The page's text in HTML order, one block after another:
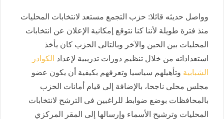
وواصل حديثه قائلا: حزب التجمع مستعد لانتخابات المحليات
منذ فترة طويلة لأننا كنا نتوقع إمكانية الإعلان عن انتخابات
المحليات بين الحين والآخر وبالتالى الحزب كان يأخذ
استعداداته من خلال تنظيم دورات تدريبية لإعداد الكوادر
الشبابية وتأهيلهم سياسيا وتعرفهم بكيفية أن يكون عضو
مجلس محلى ناجحا، بالإضافة إلى قيام أمانات الحزب
بالمحافظات بوضع ضوابط للراغبين فى الترشح لانتخابات
المحليات وترشيح الأسماء وإرسالها إلى المقر المركزي